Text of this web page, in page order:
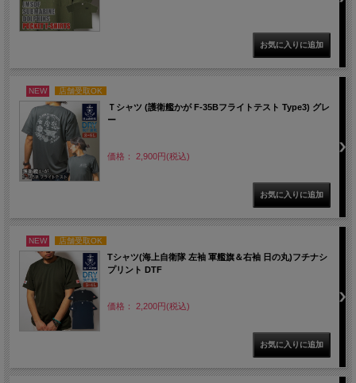
NEW 店舗受取OK
Ｔシャツ (護衛艦かが F-35Bフライトテスト Type3) グレ
ー
価格： 2,900円(税込)
NEW 店舗受取OK
Tシャツ(海上自衛隊 左袖 軍艦旗＆右袖 日の丸)フチナシ
プリント DTF
価格： 2,200円(税込)